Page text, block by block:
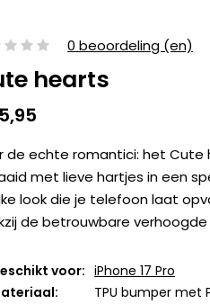
0 beoordeling (en)
hearts
de echte romantici: het Cute
met lieve hartjes in een
look die je telefoon laat
de betrouwbare
voor: iPhone 17 Pro
TPU bumper met